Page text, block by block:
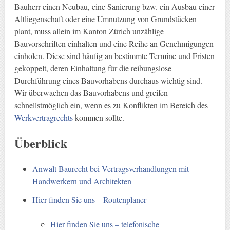
Bauherr einen Neubau, eine Sanierung bzw. ein Ausbau einer
Altliegenschaft oder eine Umnutzung von Grundstücken
plant, muss allein im Kanton Zürich unzählige
Bauvorschriften einhalten und eine Reihe an Genehmigungen
einholen. Diese sind häufig an bestimmte Termine und Fristen
gekoppelt, deren Einhaltung für die reibungslose
Durchführung eines Bauvorhabens durchaus wichtig sind.
Wir überwachen das Bauvorhabens und greifen
schnellstmöglich ein, wenn es zu Konflikten im Bereich des
Werkvertragrechtskommen sollte.
Überblick
Anwalt Baurecht bei Vertragsverhandlungen mit
Handwerkern und Architekten
Hier finden Sie uns – Routenplaner
Hier finden Sie uns – telefonische